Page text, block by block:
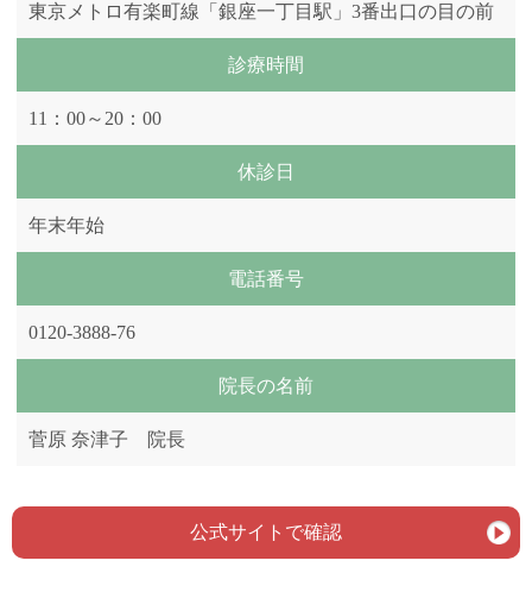
東京メトロ有楽町線「銀座一丁目駅」3番出口の目の前
診療時間
11：00～20：00
休診日
年末年始
電話番号
0120-3888-76
院長の名前
菅原 奈津子 院長
公式サイトで確認